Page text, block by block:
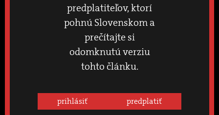
predplatiteľov, ktorí
pohnú Slovenskom a
prečítajte si
odomknutú verziu
tohto článku.
prihlásiť predplatiť